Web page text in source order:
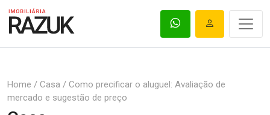
Home / Casa / Como precificar o aluguel: Avaliação de
mercado e sugestão de preço